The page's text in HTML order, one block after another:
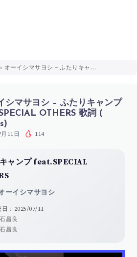
» オーイシマサヨシ – ふたりキャンプ feat.SPECIAL OTHERS 歌詞 ( Lyrics)
シマサヨシ – ふたりキャンプ
OTHERS 歌詞 (
11日 114
ャンプ feat.SPECIAL
ーイシマサヨシ
：2025/07/11
昌良
昌良